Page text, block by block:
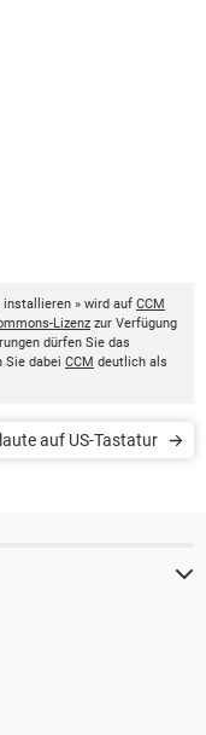
» wird auf CCM
Lizenz zur Verfügung
dürfen Sie das
Sie dabei CCM deutlich als
auf US-Tastatur